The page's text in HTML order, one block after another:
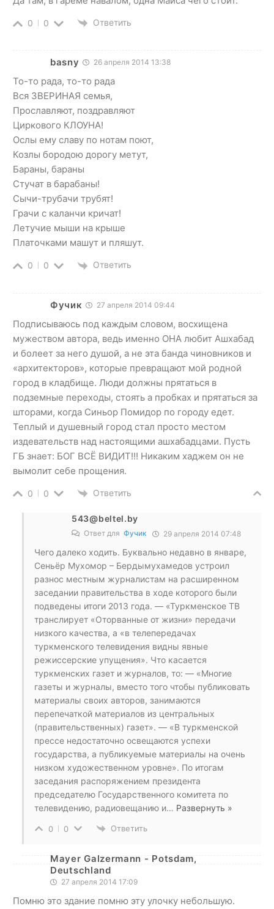
0 0 Ответить
basny 26 апреля 2014 13:38
То-то рада, то-то рада
Вся ЗВЕРИНАЯ семья,
Прославляют, поздравляют
Циркового КЛОУНА!
Ослы ему славу по нотам поют,
Козлы бородою дорогу метут,
Бараны, бараны
Стучат в барабаны!
Сычи-трубачи трубят!
Грачи с каланчи кричат!
Летучие мыши на крыше
Платочками машут и пляшут.
0 0 Ответить
Фучик 27 апреля 2014 09:44
Подписываюсь под каждым словом, восхищена
мужеством автора, ведь именно ОНА любит Ашхабад
и болеет за него душой, а не эта банда чиновников и
«архитекторов», которые превращают мой родной
город в кладбище. Люди должны прятаться в
подземные переходы, стоять а пробках и прятаться за
шторами, когда Синьор Помидор по городу едет.
Теплый и душевный город стал просто местом
издевательств над настоящими ашхабадцами. Пусть
ГБ знает: БОГ ВСЁ ВИДИТ!!! Никаким хаджем он не
вымолит себе прощения.
0 0 Ответить
543@beltel.by
Ответ для Фучик 29 апреля 2014 07:48
Чего далеко ходить. Буквально недавно в январе,
Сеньёр Мухомор – Бердымухамедов устроил
разнос местным журналистам на расширенном
заседании правительства в ходе которого были
подведены итоги 2013 года. — «Туркменское ТВ
транслирует «Оторванные от жизни» передачи
низкого качества, а «в телепередачах
туркменского телевидения видны явные
режиссерские упущения». Что касается
туркменских газет и журналов, то: — «Многие
газеты и журналы, вместо того чтобы публиковать
материалы своих авторов, занимаются
перепечаткой материалов из центральных
(правительственных) газет». — «В туркменской
прессе недостаточно освещаются успехи
государства, а публикуемые материалы на очень
низком художественном уровне». По итогам
заседания распоряжением президента
председателю Государственного комитета по
телевидению, радиовещанию и… Развернуть »
0 0 Ответить
Mayer Galzermann - Potsdam,
Deutschland
27 апреля 2014 17:09
Помню это здание помню эту улочку небольшую.